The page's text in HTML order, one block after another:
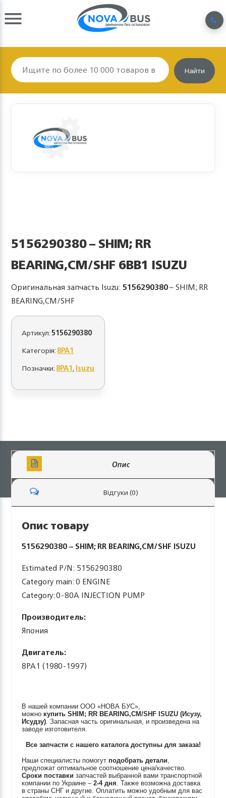
Найти
5156290380 – SHIM; RR
BEARING,CM/SHF 6BB1 ISUZU
Оригинальная запчасть Isuzu: 5156290380– SHIM; RR
BEARING,CM/SHF
Артикул:5156290380
Категорія:8PA1
Позначки:8PA1,Isuzu
Опис
Відгуки (0)
Опис товару
5156290380 – SHIM; RR BEARING,CM/SHF ISUZU
Estimated P/N: 5156290380
Category main: 0 ENGINE
Category: 0-80A INJECTION PUMP
Производитель:
Япония
Двигатель:
8PA1 (1980-1997)
В нашей компании ООО «НОВА БУС»,
можно купитьSHIM; RR BEARING,CM/SHF ISUZU (Исузу,
Исудзу). Запасная часть оригинальная, и произведена на
заводе изготовителя.
Все запчасти с нашего каталога доступны для заказа!
Наши специалисты помогут подобрать детали,
предложат оптимальное соотношение цена/качество.
Сроки поставки запчастей выбранной вами транспортной
компании по Украине –2-4 дня. Также возможна доставка
в страны СНГ и другие. Оплатить можно удобным для вас